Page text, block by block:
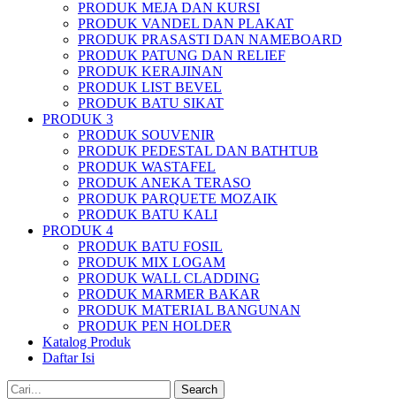
PRODUK MEJA DAN KURSI
PRODUK VANDEL DAN PLAKAT
PRODUK PRASASTI DAN NAMEBOARD
PRODUK PATUNG DAN RELIEF
PRODUK KERAJINAN
PRODUK LIST BEVEL
PRODUK BATU SIKAT
PRODUK 3
PRODUK SOUVENIR
PRODUK PEDESTAL DAN BATHTUB
PRODUK WASTAFEL
PRODUK ANEKA TERASO
PRODUK PARQUETE MOZAIK
PRODUK BATU KALI
PRODUK 4
PRODUK BATU FOSIL
PRODUK MIX LOGAM
PRODUK WALL CLADDING
PRODUK MARMER BAKAR
PRODUK MATERIAL BANGUNAN
PRODUK PEN HOLDER
Katalog Produk
Daftar Isi
Search